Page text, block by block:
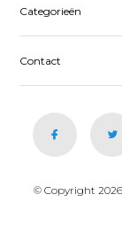
Categorieën
Contact
© Copyright